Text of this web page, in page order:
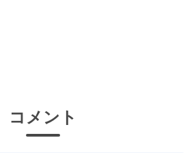
コメント